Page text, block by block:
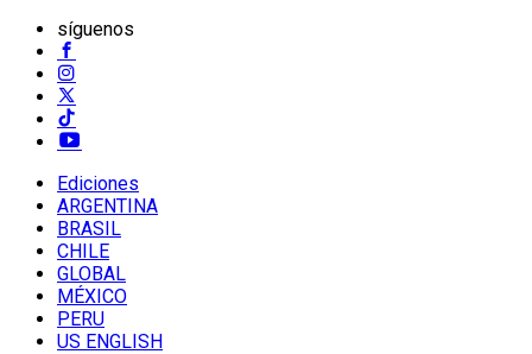
síguenos
Ediciones
ARGENTINA
BRASIL
CHILE
GLOBAL
MÉXICO
PERU
US ENGLISH